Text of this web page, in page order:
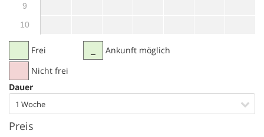
9
10
Frei
Nicht frei
Ankunft möglich
Dauer
1 Woche
Preis